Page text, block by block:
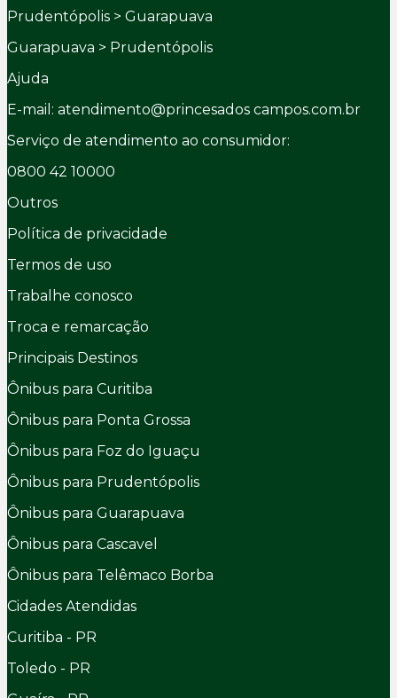
Prudentópolis > Guarapuava
Guarapuava > Prudentópolis
Ajuda
E-mail: atendimento@princesados campos.com.br
Serviço de atendimento ao consumidor:
0800 42 10000
Outros
Política de privacidade
Termos de uso
Trabalhe conosco
Troca e remarcação
Principais Destinos
Ônibus para Curitiba
Ônibus para Ponta Grossa
Ônibus para Foz do Iguaçu
Ônibus para Prudentópolis
Ônibus para Guarapuava
Ônibus para Cascavel
Ônibus para Telêmaco Borba
Cidades Atendidas
Curitiba - PR
Toledo - PR